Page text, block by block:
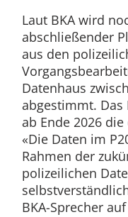
Laut BKA wird
abschließender
aus den
Datenhaus
abgestimmt. Das
ab Ende 2026
«Die Daten im
Rahmen der
polizeilichen
BKA-Sprecher